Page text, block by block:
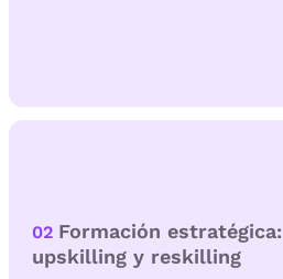
02 Formación estratégica:
upskilling y reskilling